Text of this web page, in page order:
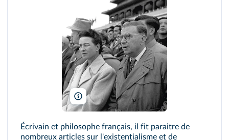
Jeff G./Wikimedia
Écrivain et philosophe français, il fit paraitre de
nombreux articles sur l'existentialisme et de